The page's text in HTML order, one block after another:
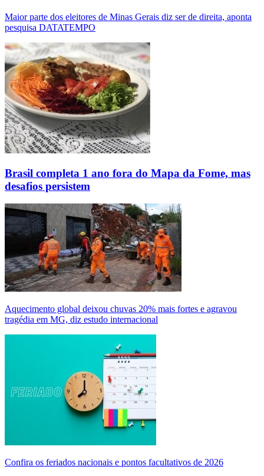
Maior parte dos eleitores de Minas Gerais diz ser de direita, aponta
pesquisa DATATEMPO
Brasil completa 1 ano fora do Mapa da Fome, mas
desafios persistem
Aquecimento global deixou chuvas 20% mais fortes e agravou
tragédia em MG, diz estudo internacional
Confira os feriados nacionais e pontos facultativos de 2026